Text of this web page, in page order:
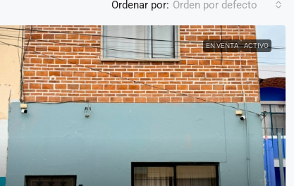
Ordenar por: Orden por defecto
EN VENTA ACTIVO